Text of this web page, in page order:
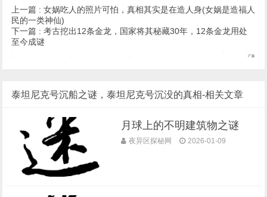
上一篇 : 女娲吃人的照片可怕，真相其实是在造人身(女娲是造福人
民的一类神仙)
下一篇 : 考古挖出12条金龙，国家将其秘藏30年，12条金龙用处
至今成谜
泰坦尼克号沉船之谜，泰坦尼克号沉没的真相-相关文章
月球上的不明建筑物之谜
夜异区探秘网 2026-01-09